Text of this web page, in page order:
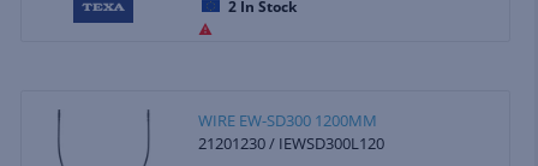
2 In Stock
WIRE EW-SD300 1200MM
21201230 / IEWSD300L120